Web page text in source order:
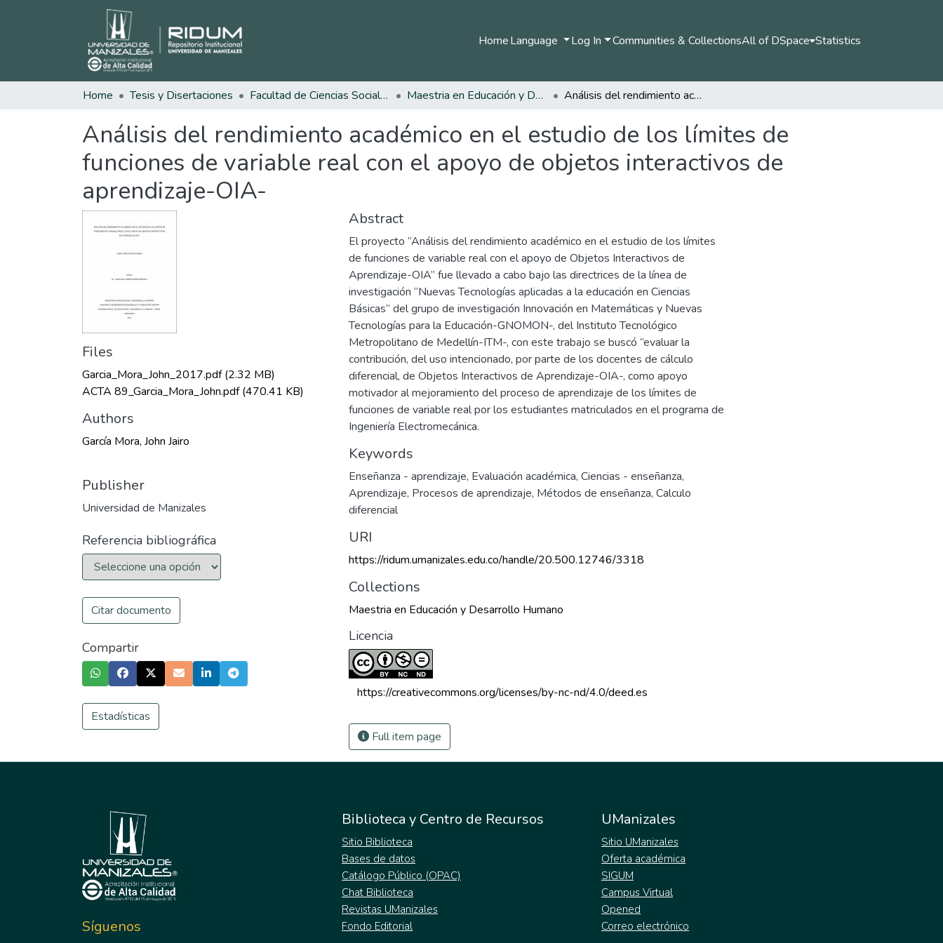
HomeLanguage Log In Communities & CollectionsAll of DSpace Statistics
Home Tesis y Disertaciones Facultad de Ciencias Sociales y Humanas Maestria en Educación y Desarrollo Humano Análisis del rendimiento académico en el estudio de los límites de funciones de variable real con el apoyo de objetos interactivos de aprendizaje-OIA-
Análisis del rendimiento académico en el estudio de los límites de
funciones de variable real con el apoyo de objetos interactivos de
aprendizaje-OIA-
Files
Garcia_Mora_John_2017.pdf(2.32 MB)
ACTA 89_Garcia_Mora_John.pdf(470.41 KB)
Authors
García Mora, John Jairo
Publisher
Universidad de Manizales
Referencia bibliográfica
Citar documento
Compartir
Estadísticas
Abstract
El proyecto “Análisis del rendimiento académico en el estudio de los límites
de funciones de variable real con el apoyo de Objetos Interactivos de
Aprendizaje-OIA” fue llevado a cabo bajo las directrices de la línea de
investigación “Nuevas Tecnologías aplicadas a la educación en Ciencias
Básicas” del grupo de investigación Innovación en Matemáticas y Nuevas
Tecnologías para la Educación-GNOMON-, del Instituto Tecnológico
Metropolitano de Medellín-ITM-, con este trabajo se buscó “evaluar la
contribución, del uso intencionado, por parte de los docentes de cálculo
diferencial, de Objetos Interactivos de Aprendizaje-OIA-, como apoyo
motivador al mejoramiento del proceso de aprendizaje de los límites de
funciones de variable real por los estudiantes matriculados en el programa de
Ingeniería Electromecánica.
Keywords
Enseñanza - aprendizaje, Evaluación académica, Ciencias - enseñanza,
Aprendizaje, Procesos de aprendizaje, Métodos de enseñanza, Calculo
diferencial
URI
https://ridum.umanizales.edu.co/handle/20.500.12746/3318
Collections
Maestria en Educación y Desarrollo Humano
Licencia
https://creativecommons.org/licenses/by-nc-nd/4.0/deed.es
Full item page
Síguenos
Biblioteca y Centro de Recursos
Sitio Biblioteca
Bases de datos
Catálogo Público (OPAC)
Chat Biblioteca
Revistas UManizales
Fondo Editorial
UManizales
Sitio UManizales
Oferta académica
SIGUM
Campus Virtual
Opened
Correo electrónico